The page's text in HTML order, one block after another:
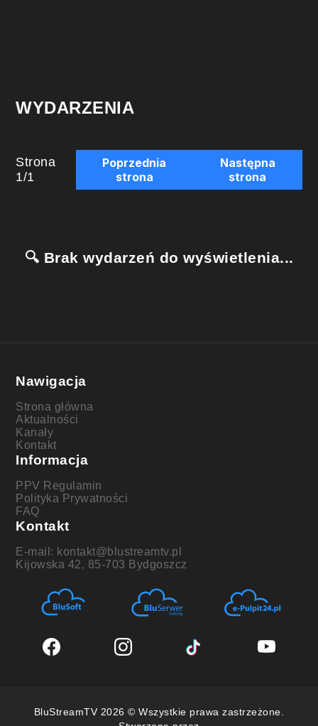
WYDARZENIA
Strona
1/1
Poprzednia
strona
Następna
strona
🔍 Brak wydarzeń do wyświetlenia...
Nawigacja
Strona główna
Aktualności
Kanały
Kontakt
Informacja
PPV Regulamin
Polityka Prywatności
FAQ
Kontakt
E-mail: kontakt@blustreamtv.pl
Kijowska 42, 85-703 Bydgoszcz
BluStreamTV 2026 © Wszystkie prawa zastrzeżone.